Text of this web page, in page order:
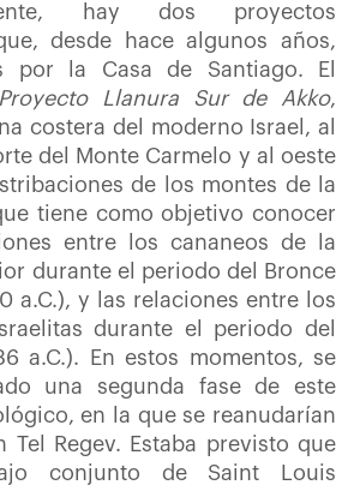
hay dos proyectos
desde hace algunos años,
por la Casa de Santiago. El
Proyecto Llanura Sur de Akko,
costera del moderno Israel, al
del Monte Carmelo y al oeste
de los montes de la
tiene como objetivo conocer
entre los cananeos de la
durante el periodo del Bronce
a.C.), y las relaciones entre los
durante el periodo del
a.C.). En estos momentos, se
una segunda fase de este
en la que se reanudarían
Tel Regev. Estaba previsto que
conjunto de Saint Louis